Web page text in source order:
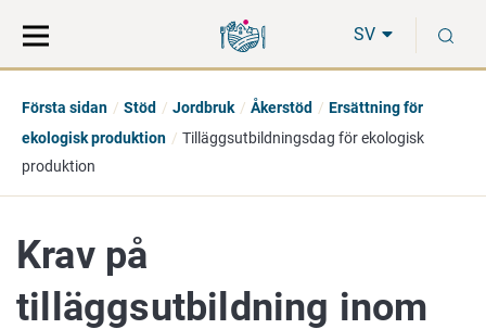
direkt
till
på
hela
SV
Första sidan Stöd Jordbruk Åkerstöd
Ersättning för
ekologisk produktion
Tilläggsutbildningsdag för ekologisk
produktion
Krav på
tilläggsutbildning inom